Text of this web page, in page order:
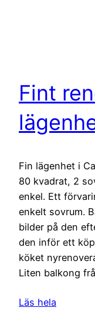
Fint
Fin lägenhet i
80 kvadrat, 2
enkel. Ett
enkelt sovrum.
bilder på den
den inför ett
köket
Liten balkong
Läs hela